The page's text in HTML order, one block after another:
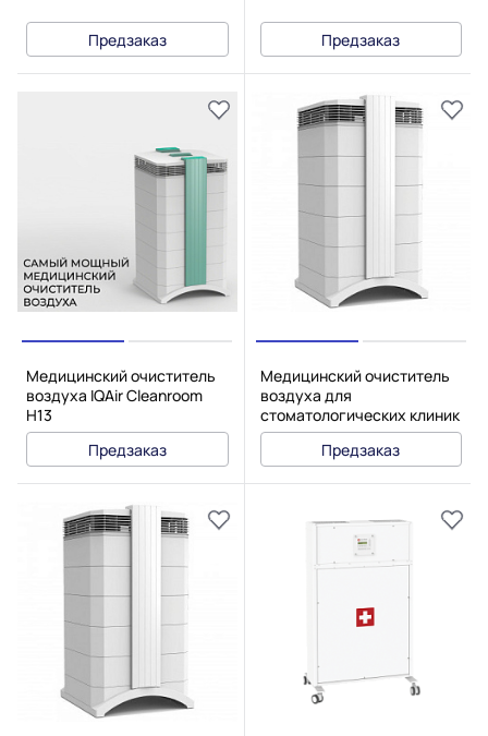
Предзаказ Предзаказ
Медицинский очиститель
воздуха IQAir Cleanroom
H13
Предзаказ
Медицинский очиститель
воздуха для
стоматологических клиник
IQAir Dental PRO
Предзаказ